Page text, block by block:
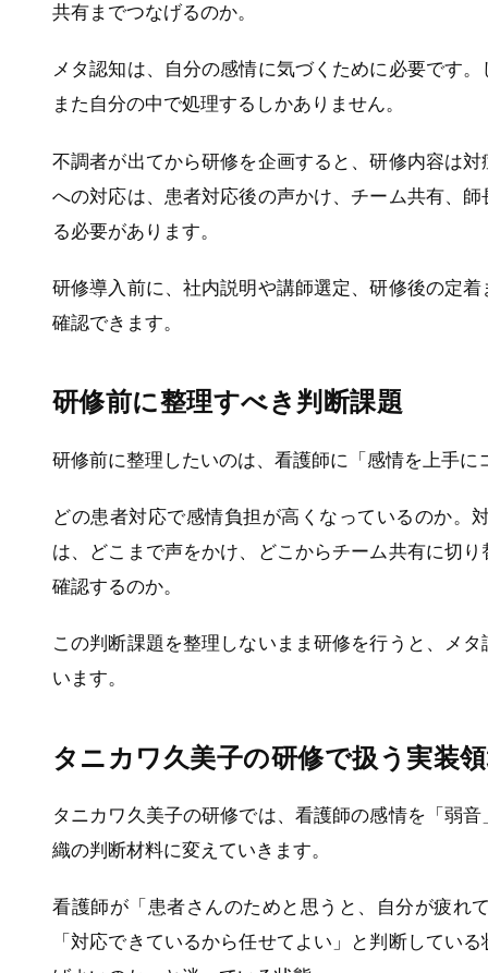
共有までつなげるのか。
メタ認知は、自分の感情に気づくために必要です
また自分の中で処理するしかありません。
不調者が出てから研修を企画すると、研修内容は
への対応は、患者対応後の声かけ、チーム共有、
る必要があります。
研修導入前に、社内説明や講師選定、研修後の定
確認できます。
研修前に整理すべき判断課題
研修前に整理したいのは、看護師に「感情を上手
どの患者対応で感情負担が高くなっているのか。
は、どこまで声をかけ、どこからチーム共有に切
確認するのか。
この判断課題を整理しないまま研修を行うと、メ
います。
タニカワ久美子の研修で扱う実装
タニカワ久美子の研修では、看護師の感情を「弱
織の判断材料に変えていきます。
看護師が「患者さんのためと思うと、自分が疲れ
「対応できているから任せてよい」と判断してい